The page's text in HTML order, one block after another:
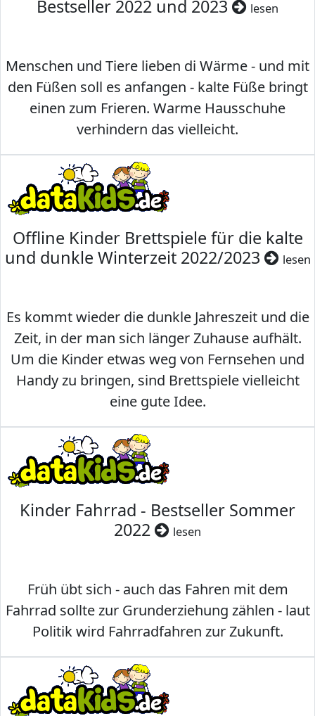
Bestseller 2022 und 2023
lesen
Menschen und Tiere lieben di Wärme - und mit
den Füßen soll es anfangen - kalte Füße bringt
einen zum Frieren. Warme Hausschuhe
verhindern das vielleicht.
Offline Kinder Brettspiele für die kalte
und dunkle Winterzeit 2022/2023
lesen
Es kommt wieder die dunkle Jahreszeit und die
Zeit, in der man sich länger Zuhause aufhält.
Um die Kinder etwas weg von Fernsehen und
Handy zu bringen, sind Brettspiele vielleicht
eine gute Idee.
Kinder Fahrrad - Bestseller Sommer
2022
lesen
Früh übt sich - auch das Fahren mit dem
Fahrrad sollte zur Grunderziehung zählen - laut
Politik wird Fahrradfahren zur Zukunft.